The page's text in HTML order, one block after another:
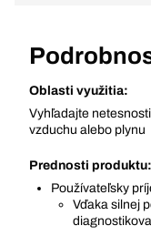
Oblasti využitia:
Vyhľadajte
vzduchu alebo plynu
Prednosti produktu:
Používateľsky
Vďaka silnej